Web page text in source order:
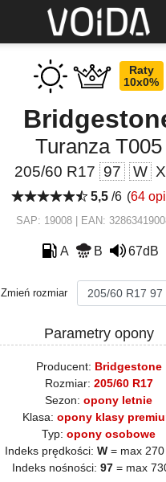
Raty
10x0%
Turanza T005
205/60 R17 97 W
5,5/6 (64
SAP: 19008 | EAN:
A B 67dB
Zmień rozmiar
Parametry opony
Producent: Bridgestone
Rozmiar: 205/60 R17
Sezon: opony letnie
Klasa: opony klasy
Typ: opony osobowe
Indeks prędkości: W = max
Indeks nośności: 97 = max